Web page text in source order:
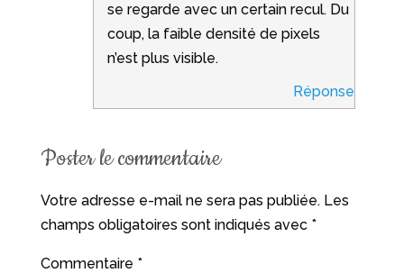
se regarde avec un certain recul. Du
coup, la faible densité de pixels
n’est plus visible.
Réponse
Poster le commentaire
Votre adresse e-mail ne sera pas publiée. Les
champs obligatoires sont indiqués avec *
Commentaire *